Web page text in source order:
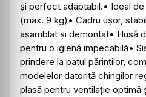
și perfect adaptabil.• Ideal de
(max. 9 kg)• Cadru ușor,
asamblat și demontat• Husă
pentru o igienă impecabilă•
prindere la patul părinților,
modelelor datorită chingilor
plasă pentru ventilație optimă